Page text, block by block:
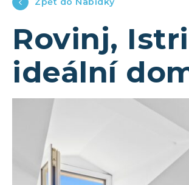
Rovinj,
ideální